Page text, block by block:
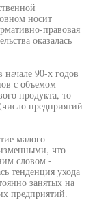
носит
правовая
оказалась
90-х годов
с объемом
продукта, то
предприятий
малого
что
словом -
тенденция ухода
занятых на
предприятий.